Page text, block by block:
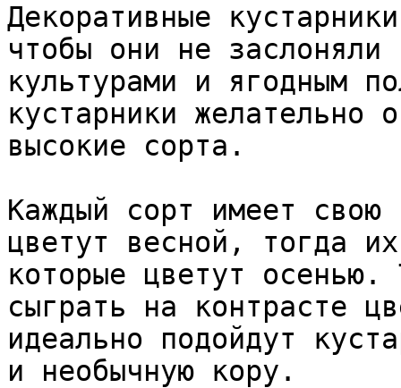
Декоративные
чтобы они не заслоняли
культурами и ягодным
кустарники желательно
высокие сорта.
Каждый сорт имеет свою
цветут весной, тогда
которые цветут
сыграть на контрасте
идеально подойдут
и необычную кору.